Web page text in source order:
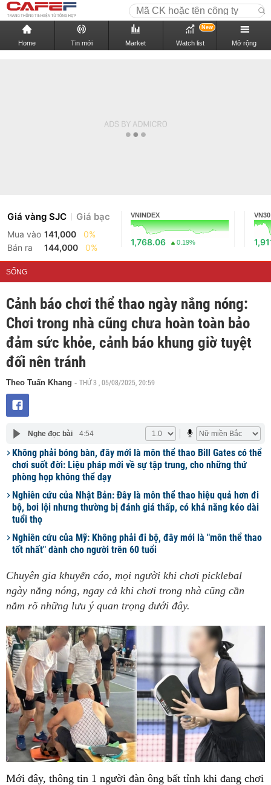
Home Tin mới Market Watch list
New
Mở rộng
Giá vàng SJC Giá bạc
Mua vào 141,000
0%
Bán ra
144,000 0%
VNINDEX
1,768.06 0.19%
VN30
SỐNG
Cảnh báo chơi thể thao ngày nắng nóng:
Chơi trong nhà cũng chưa hoàn toàn bảo
đảm sức khỏe, cảnh báo khung giờ tuyệt
đối nên tránh
Theo Tuấn Khang - THỨ 3 , 05/08/2025, 20:59
Nghe đọc bài 4:54
Không phải bóng bàn, đây mới là môn thể thao Bill Gates có thể
chơi suốt đời: Liệu pháp mới về sự tập trung, cho những thứ
phòng họp không thể dạy
Nghiên cứu của Nhật Bản: Đây là môn thể thao hiệu quả hơn đi
bộ, bơi lội nhưng thường bị đánh giá thấp, có khả năng kéo dài
tuổi thọ
Nghiên cứu của Mỹ: Không phải đi bộ, đây mới là "môn thể thao
tốt nhất" dành cho người trên 60 tuổi
Chuyên gia khuyến cáo, mọi người khi chơi picklebal
ngày nắng nóng, ngay cả khi chơi trong nhà cũng cần
nắm rõ những lưu ý quan trọng dưới đây.
Mới đây, thông tin 1 người đàn ông bất tỉnh khi đang chơi